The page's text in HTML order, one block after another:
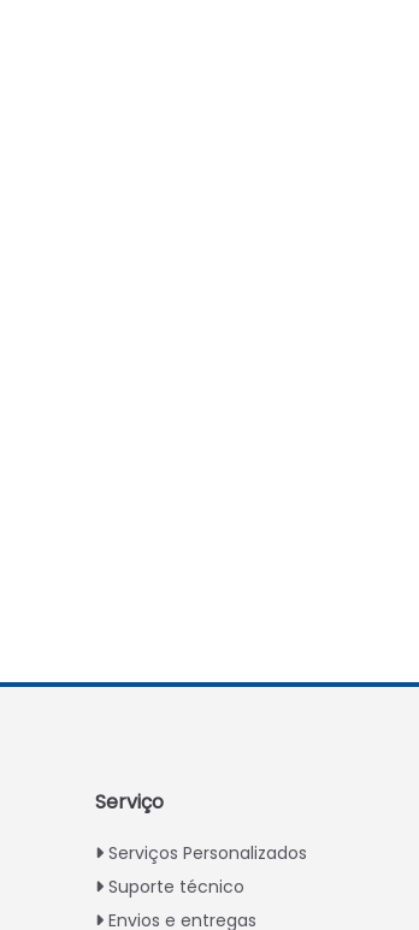
Serviço
Serviços Personalizados
Suporte técnico
Envios e entregas